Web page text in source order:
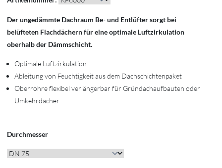
Der ungedämmte Dachraum Be- und Entlüfter sorgt bei
belüfteten Flachdächern für eine optimale Luftzirkulation
oberhalb der Dämmschicht.
Optimale Luftzirkulation
Ableitung von Feuchtigkeit aus dem Dachschichtenpaket
Oberrohre flexibel verlängerbar für Gründachaufbauten oder
Umkehrdächer
Durchmesser